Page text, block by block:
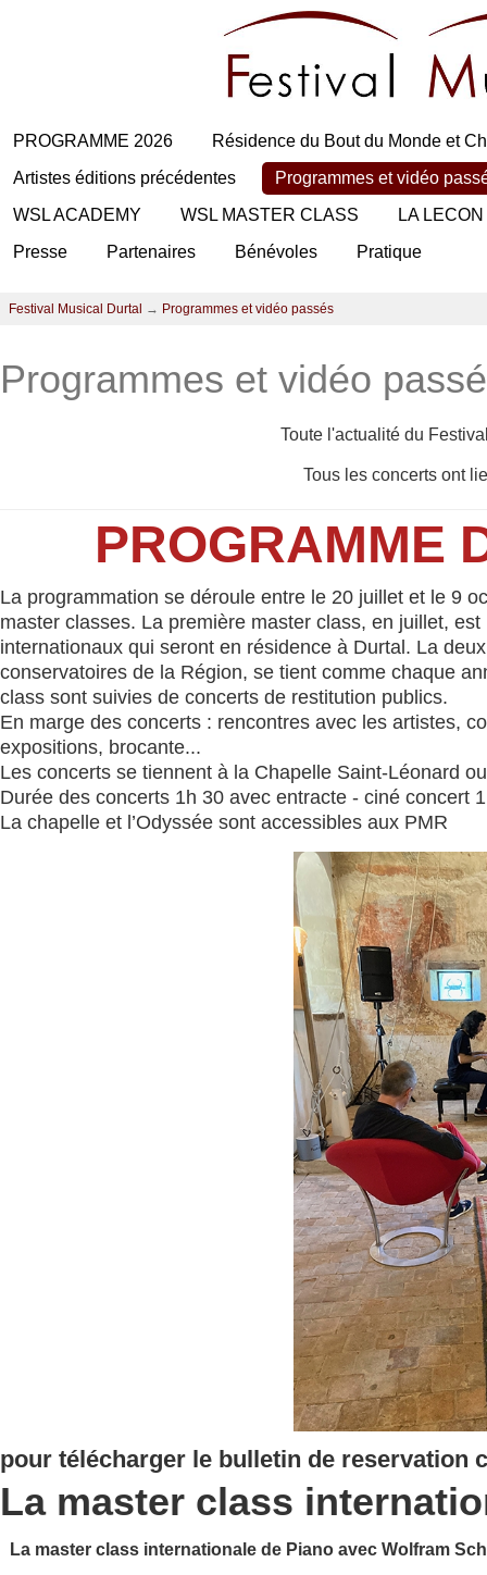
PROGRAMME 2026
Résidence du Bout du Monde et
Artistes éditions précédentes
Programmes et vidéo
WSL ACADEMY
WSL MASTER CLASS
LA
Presse
Partenaires Bénévoles Pratique
Festival Musical Durtal → Programmes et vidéo passés
Programmes et vidéo
Toute l'actualité du
Tous les concerts ont
PROGRAMME
La programmation se déroule entre le 20 juillet et le 9
master classes. La première master class, en juillet,
internationaux qui seront en résidence à Durtal. La
conservatoires de la Région, se tient comme chaque
class sont suivies de concerts de restitution publics.
En marge des concerts : rencontres avec les artistes,
expositions, brocante...
Les concerts se tiennent à la Chapelle Saint-Léonard
Durée des concerts 1h 30 avec entracte - ciné concert
La chapelle et l’Odyssée sont accessibles aux PMR
pour télécharger le bulletin de reservation
La master class
La master class internationale de Piano avec Wolfram